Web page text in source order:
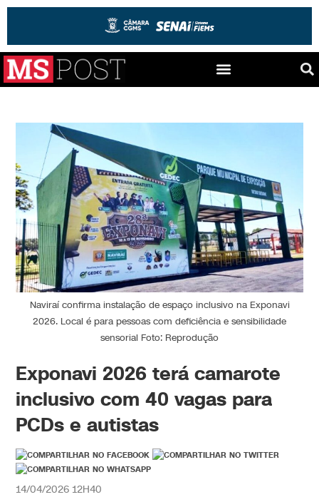
Naviraí confirma instalação de espaço inclusivo na Exponavi
2026. Local é para pessoas com deficiência e sensibilidade
sensorial Foto: Reprodução
Exponavi 2026 terá camarote
inclusivo com 40 vagas para
PCDs e autistas
14/04/2026 12H40